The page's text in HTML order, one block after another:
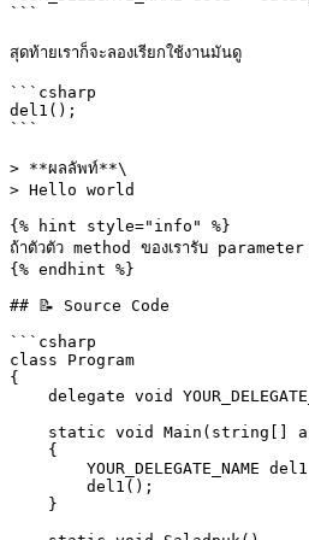
```
สุดท้ายเราก็จะลองเรียกใช้งานมันดู
```csharp
del1();
```
> **ผลลัพท์**\
> Hello world
{% hint style="info" %}
ถ้าตัวตัว method ของเรารับ
{% endhint %}
## 📝 Source Code
```csharp
class Program
{